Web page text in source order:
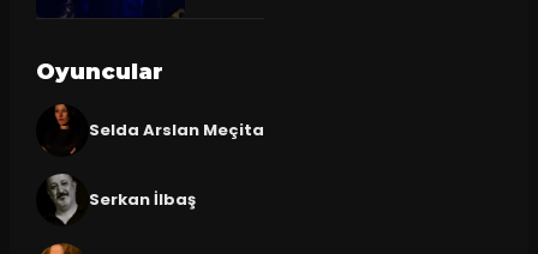
Oyuncular
Selda Arslan Meçita
Serkan İlbaş